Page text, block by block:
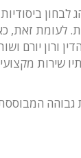
לעומת
ורון יורם
שירות
המבוססת